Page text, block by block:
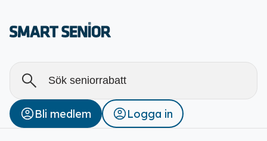
Alla
Rabatter (0)
Bli medlem Logga in